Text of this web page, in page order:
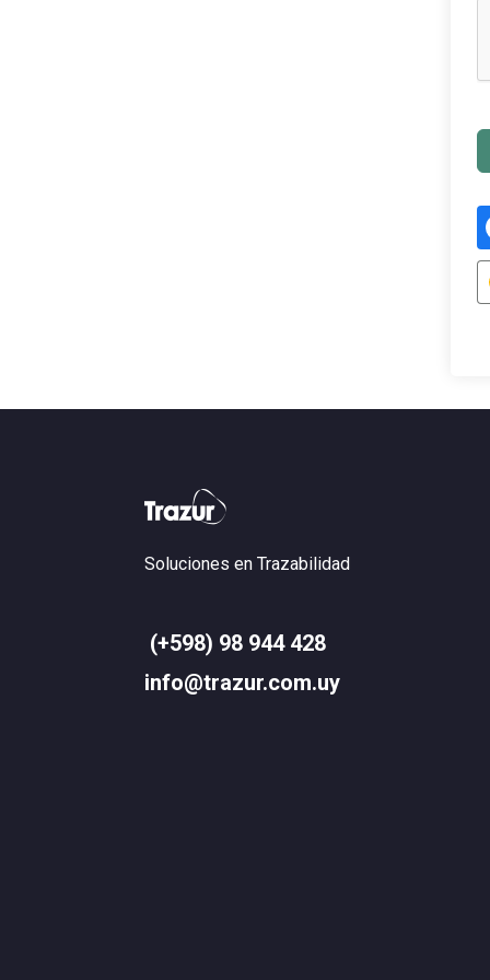
Soluciones en Trazabilidad
(+598) 98 944 428
info@trazur.com.uy